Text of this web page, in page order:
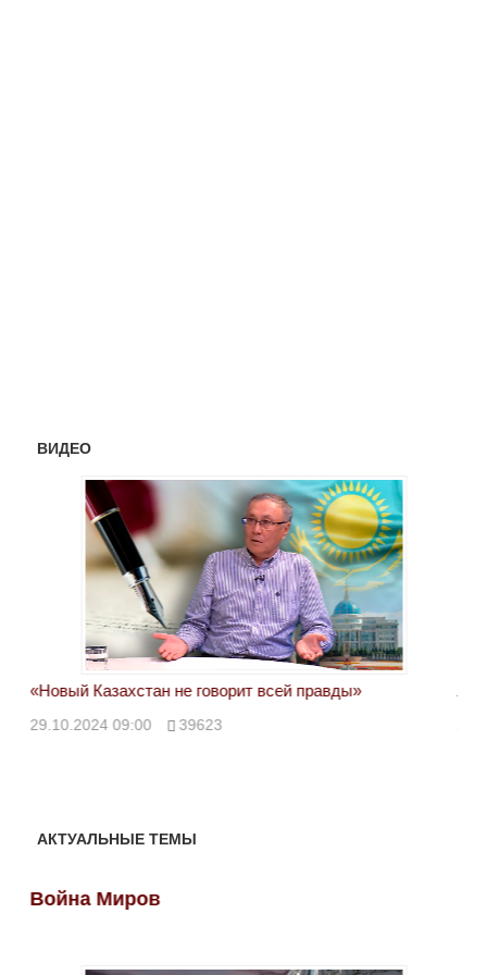
ВИДЕО
«Новый Казахстан не говорит всей правды»
29.10.2024 09:00 39623
АКТУАЛЬНЫЕ ТЕМЫ
Война Миров